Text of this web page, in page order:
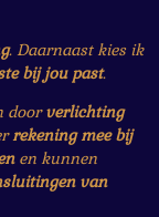
. Daarnaast kies ik
bij jou past.
doorverlichting
rekening mee bij
en kunnen
van